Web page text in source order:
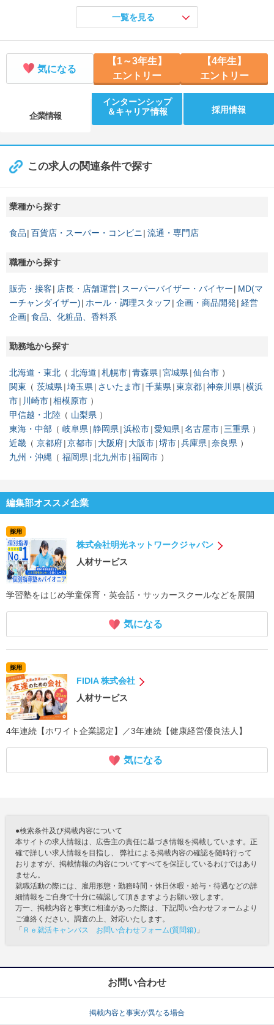
【東北】1dayビジネスゲームで学ぶ“ロピアの食品製造小売”
【開催地／開催日時】 宮城県：随時
【開催地／開催日時】 東京都：随時
【中部】1dayビジネスゲームで学ぶ“ロピアの食品製造小売”
【開催地／開催日時】 愛知県：随時
【関西】1dayビジネスゲームで学ぶ“ロピアの食品製造小売”
【開催地／開催日時】 大阪府：随時
【開催地／開催日時】 広島県：随時
【九州】1dayビジネスゲームで学ぶ“ロピアの食品製造小売”
【開催地／開催日時】 福岡県：随時
【開催地／開催日時】 大阪府：随時
【開催地／開催日時】 オンライン：随時
一覧を見る
気になる
【1～3年生】
エントリー
【4年生】
エントリー
企業情報
インターンシップ
＆キャリア情報
採用情報
この求人の関連条件で探す
業種から探す
食品 百貨店・スーパー・コンビニ 流通・専門店
職種から探す
販売・接客 店長・店舗運営 スーパーバイザー・バイヤー
MD(マ
ーチャンダイザー) ホール・調理スタッフ 企画・商品開発 経営
企画 食品、化粧品、香料系
勤務地から探す
北海道・東北 北海道 札幌市 青森県 宮城県 仙台市
関東
茨城県 埼玉県 さいたま市 千葉県 東京都 神奈川県 横浜
市
川崎市 相模原市
甲信越・北陸
山梨県
東海・中部
岐阜県 静岡県 浜松市 愛知県 名古屋市 三重県
近畿
京都府 京都市 大阪府 大阪市 堺市 兵庫県 奈良県
九州・沖縄
福岡県 北九州市 福岡市
編集部オススメ企業
採用
株式会社明光ネットワークジャパン
人材サービス
学習塾をはじめ学童保育・英会話・サッカースクールなどを展開
気になる
採用
FIDIA 株式会社
人材サービス
4年連続【ホワイト企業認定】／3年連続【健康経営優良法人】
気になる
●検索条件及び掲載内容について
本サイトの求人情報は、広告主の責任に基づき情報を掲載しています。正
確で詳しい求人情報を目指し、 弊社による掲載内容の確認を随時行って
おりますが、掲載情報の内容についてすべてを保証しているわけではあり
ません。
就職活動の際には、雇用形態・勤務時間・休日休暇・給与・待遇などの詳
細情報をご自身で十分に確認して頂きますようお願い致します。
万一、掲載内容と事実に相違があった際は、下記問い合わせフォームより
ご連絡ください。調査の上、対応いたします。
「 Ｒｅ就活キャンパス お問い合わせフォーム(質問箱) 」
お問い合わせ
掲載内容と事実が異なる場合